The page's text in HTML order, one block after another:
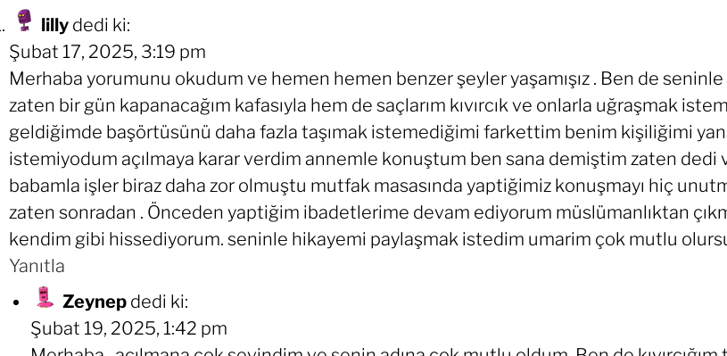
lilly dedi ki:
Şubat 17, 2025, 3:19 pm
Merhaba yorumunu okudum ve hemen hemen benzer şeyler yaşamışız . Ben de seninle
zaten bir gün kapanacağım kafasıyla hem de saçlarım kıvırcık ve onlarla uğraşmak
geldiğimde başörtüsünü daha fazla taşımak istemediğimi farkettim benim kişiliğimi
istemiyodum açılmaya karar verdim annemle konuştum ben sana demiştim zaten dedi
babamla işler biraz daha zor olmuştu mutfak masasında yaptiğimiz konuşmayı hiç
zaten sonradan . Önceden yaptiğim ibadetlerime devam ediyorum müslümanlıktan
kendim gibi hissediyorum. seninle hikayemi paylaşmak istedim umarim çok mutlu
Yanıtla
Zeynep dedi ki:
Şubat 19, 2025, 1:42 pm